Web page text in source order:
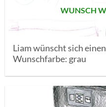
WUNSCH
Liam wünscht sich
Wunschfarbe: grau